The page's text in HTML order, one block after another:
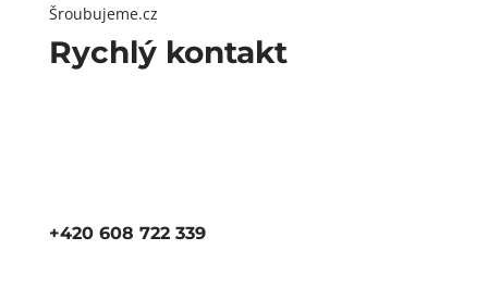
Šroubujeme.cz
Rychlý kontakt
+420 608 722 339